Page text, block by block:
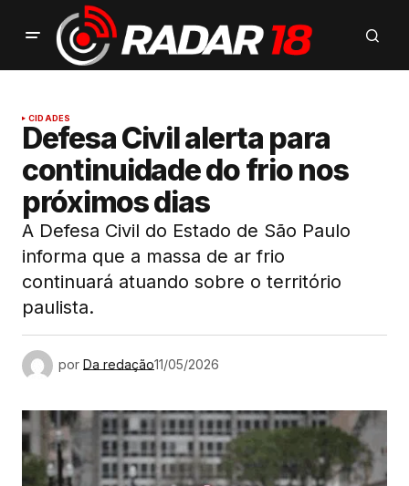
CIDADES
Defesa Civil alerta para
continuidade do frio nos
próximos dias
A Defesa Civil do Estado de São Paulo
informa que a massa de ar frio
continuará atuando sobre o território
paulista.
por Da redação11/05/2026